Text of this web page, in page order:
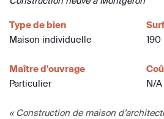
Type de bien
Maison individuelle
190
Maître d'ouvrage
Particulier
N/A
« Construction de maison